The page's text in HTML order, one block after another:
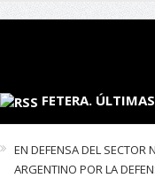
FETERA.
EN DEFENSA DEL SECTOR
ARGENTINO POR LA